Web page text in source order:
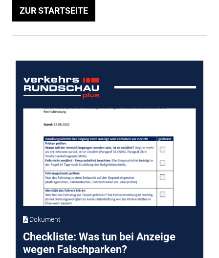
ZUR STARTSEITE
Dokument
Checkliste: Was tun bei Anzeige
wegen Falschparken?